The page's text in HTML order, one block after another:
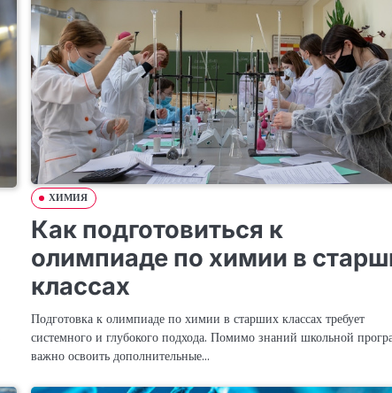
ХИМИЯ
Как подготовиться к
олимпиаде по химии в
классах
Подготовка к олимпиаде по химии в старших классах требует
системного и глубокого подхода. Помимо знаний школьной
важно освоить дополнительные…